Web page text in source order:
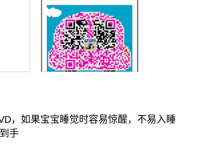
，如果宝宝睡觉时容易惊醒，不易入睡
手